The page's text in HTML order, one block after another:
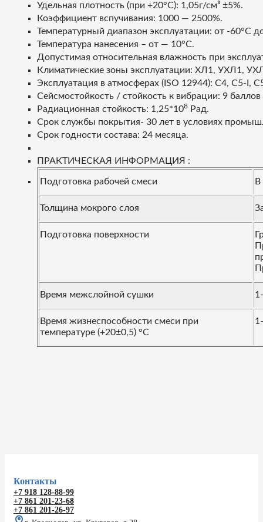
Удельная плотность (при +20°С): 1,05г/см³ ±5%.
Коэффициент вспучивания: 1000 — 2500%.
Температурный диапазон эксплуатации: от -60°С
Температура нанесения – от — 10°С.
Допустимая относительная влажность при
Климатические зоны эксплуатации: ХЛ1, УХЛ1,
Эксплуатация в атмосферах (ISO 12944): С4, С5-I,
Сейсмостойкость / стойкость к вибрации: 9
Радиационная стойкость: 1,25*108 Рад.
Срок службы покрытия- 30 лет в условиях
Срок годности состава: 24 месяца.
ПРАКТИЧЕСКАЯ ИНФОРМАЦИЯ :
Подготовка рабочей смеси
Толщина мокрого слоя
Подготовка поверхности
Время межслойной сушки
Время жизнеспособности смеси при
температуре (+20±0,5) °C
Контакты
+7 918 128-88-99
+7 861 201-23-68
+7 861 201-26-97